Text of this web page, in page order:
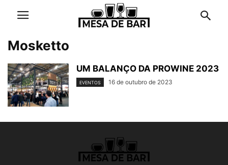
Mosketto
UM BALANÇO DA PROWINE 2023
EVENTOS 16 de outubro de 2023